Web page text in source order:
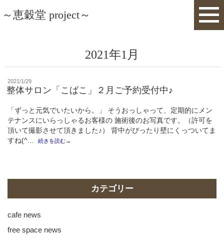
～恵穀堂 project～
2021年1月
投
稿
日:
2021/1/29
整体サロン「こばこ」２月ご予約受付中♪
「ずっと元気でいたいから。」 そうおっしゃって、定期的にメン
テナンスにいらっしゃるお客様の 施術後のお写真です。（許可を
頂いて撮影させて頂きました♪） 背中がぴったり壁にくっついてま
すね(^...
続きを読む→
カテゴリー
cafe news
free space news